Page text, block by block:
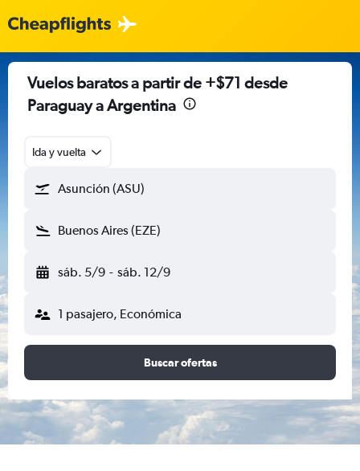
Vuelos baratos a partir de +$71 desde
Paraguay a Argentina
Ida y vuelta
Asunción (ASU)
Buenos Aires (EZE)
sáb. 5/9 - sáb. 12/9
1 pasajero, Económica
Buscar ofertas